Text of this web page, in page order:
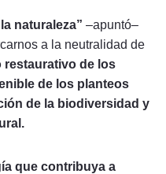
naturaleza” –apuntó–
a la neutralidad de
restaurativo de los
de los planteos
de la biodiversidad y
que contribuya a